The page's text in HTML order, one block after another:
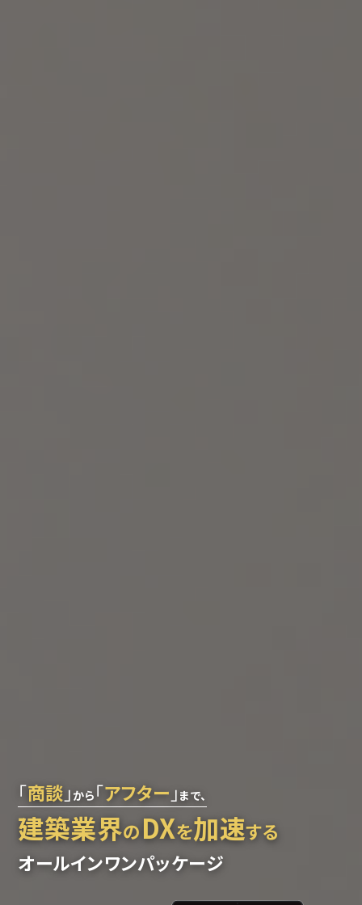
「商談 」 から 「アフター 」 まで、
建築業界のDXを加速する
オールインワンパッケージ